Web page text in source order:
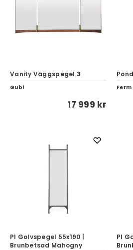
Vanity Väggspegel 3
Gubi
17 999 kr
Ferm
PI Golvspegel 55x190 |
Brunbetsad Mahogny
PI